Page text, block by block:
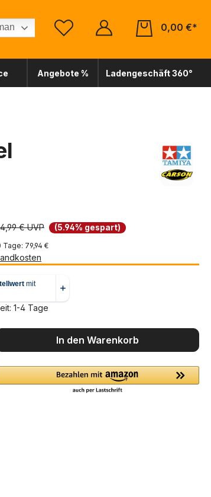
0,00 €*
Angebote % Ladengeschäft 360°
€ UVP (5.94% gespart)
79,94 €
1-4 Tage
den gewünschten Wert
In den Warenkorb